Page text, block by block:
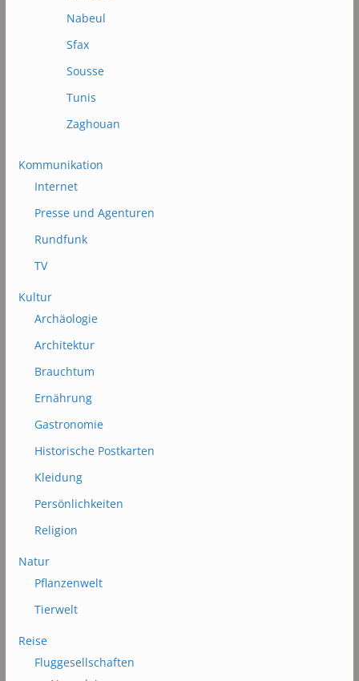
Nabeul
Sfax
Sousse
Tunis
Zaghouan
Kommunikation
Internet
Presse und Agenturen
Rundfunk
TV
Kultur
Archäologie
Architektur
Brauchtum
Ernährung
Gastronomie
Historische Postkarten
Kleidung
Persönlichkeiten
Religion
Natur
Pflanzenwelt
Tierwelt
Reise
Fluggesellschaften